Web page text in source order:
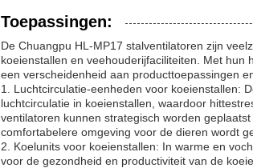
Toepassingen:
De Chuangpu HL-MP17 stalventilatoren zijn
koeienstallen en veehouderijfaciliteiten. Met
een verscheidenheid aan producttoepassingen
1. Luchtcirculatie-eenheden voor koeienstallen:
luchtcirculatie in koeienstallen, waardoor
ventilatoren kunnen strategisch worden
comfortabelere omgeving voor de dieren wordt
2. Koelunits voor koeienstallen: In warme en
voor de gezondheid en productiviteit van de